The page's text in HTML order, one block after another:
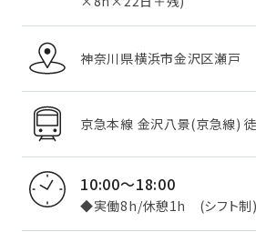
神奈川県横浜市金沢区瀬戸
京急本線 金沢八景(京急線)
10:00～18:00
◆実働8h/休憩1h (シフト制)